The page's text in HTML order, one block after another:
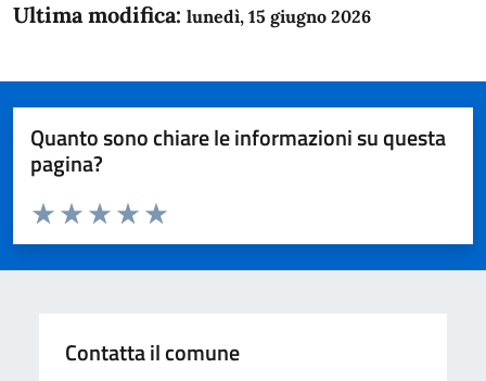
Ultima modifica: lunedì, 15 giugno 2026
Quanto sono chiare le informazioni su questa
pagina?
Domanda
Valuta da 1 a 5 stelle la pagina
Valuta 5 stelle su 5
Valuta 4 stelle su 5
Valuta 3 stelle su 5
Valuta 2 stelle su 5
Valuta 1 stelle su 5
Contatta il comune